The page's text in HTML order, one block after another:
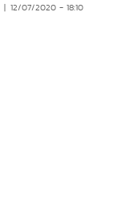
12/07/2020 - 18:10